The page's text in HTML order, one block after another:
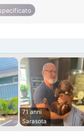
71 anni
Sarasota